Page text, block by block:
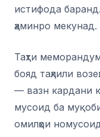
истифода
ҳаминро мекунад.
Таҳти
бояд таҳлили
— вазн кардани
мусоид ба
омилҳои